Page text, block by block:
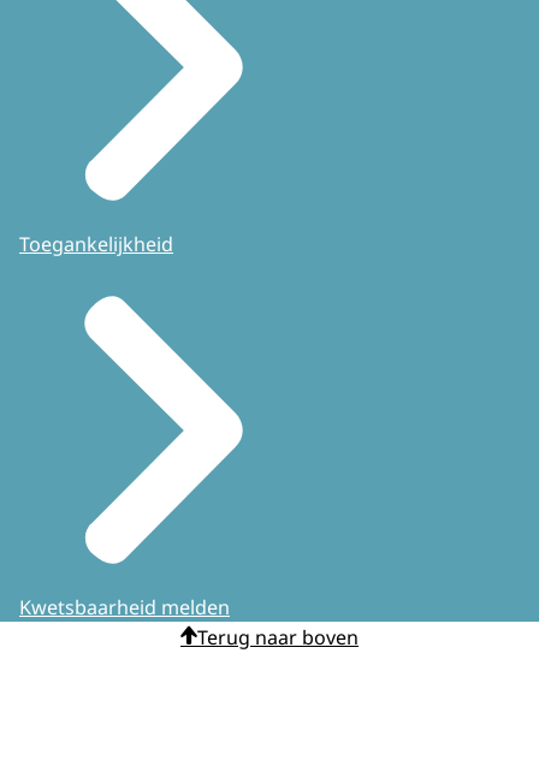
Toegankelijkheid
Kwetsbaarheid melden
Terug naar boven